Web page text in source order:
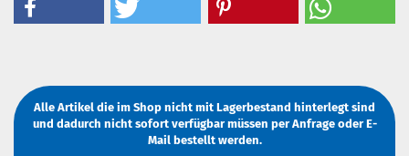
Alle Artikel die im Shop nicht mit Lagerbestand hinterlegt sind
und dadurch nicht sofort verfügbar müssen per AnfrageoderE-
Mailbestellt werden.